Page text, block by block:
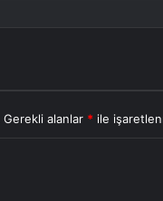
Gerekli alanlar * ile